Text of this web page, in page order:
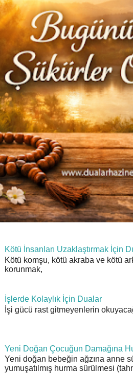
Kötü İnsanları Uzaklaştırmak İçin
Kötü komşu, kötü akraba ve kötü
korunmak,
İşlerde Kolaylık İçin Dualar
İşi gücü rast gitmeyenlerin
Yeni Doğan Çocuğun Damağına
Yeni doğan bebeğin ağzına anne
yumuşatılmış hurma sürülmesi